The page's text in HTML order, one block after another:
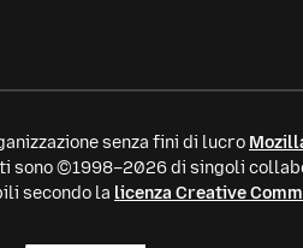
senza fini di lucro
sono ©1998–2026 di singoli
secondo la licenza Creative